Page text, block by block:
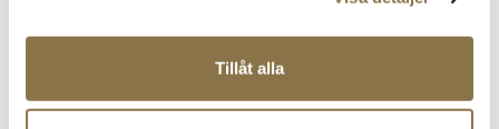
Tillåt alla
Höga svarta stövlar. Dragkedja på insidan för enkel insteget.
Art. nr51157004